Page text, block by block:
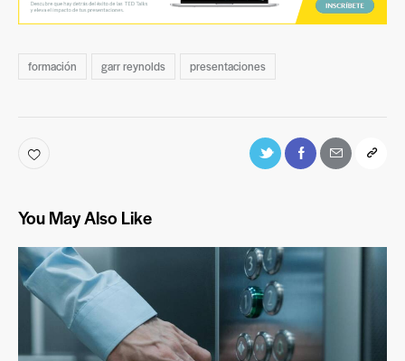
formación garr reynolds presentaciones
You May Also Like